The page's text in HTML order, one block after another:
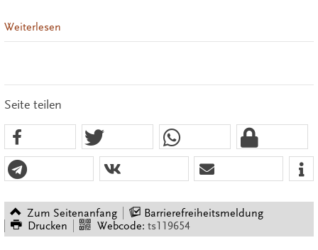
Weiterlesen
Seite teilen
Zum Seitenanfang
Barrierefreiheitsmeldung
Drucken
Webcode: ts119654